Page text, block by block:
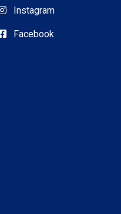
Instagram
Facebook